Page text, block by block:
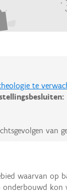
te
van
waarvan op
onderbouwd